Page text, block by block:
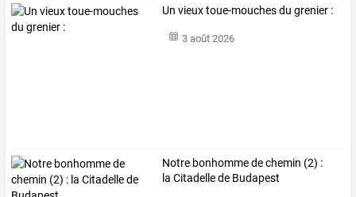
Un vieux toue-mouches du grenier :
3 août 2026
Notre bonhomme de chemin (2) :
la Citadelle de Budapest